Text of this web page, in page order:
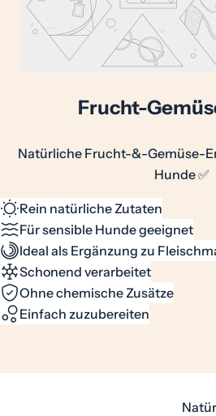
Frucht-
Natürliche Frucht-&-Gemüse-
Hunde ✅
Rein natürliche Zutaten
Für sensible Hunde geeignet
Ideal als Ergänzung zu
Schonend verarbeitet
Ohne chemische Zusätze
Einfach zuzubereiten